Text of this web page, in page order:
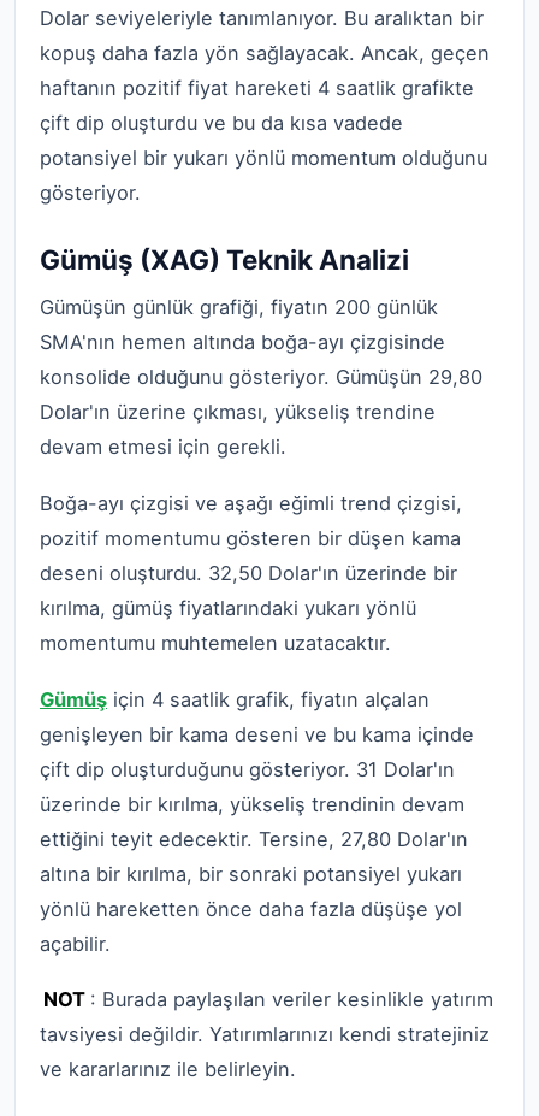
Dolar seviyeleriyle tanımlanıyor. Bu aralıktan bir
kopuş daha fazla yön sağlayacak. Ancak, geçen
haftanın pozitif fiyat hareketi 4 saatlik grafikte
çift dip oluşturdu ve bu da kısa vadede
potansiyel bir yukarı yönlü momentum olduğunu
gösteriyor.
Gümüş (XAG) Teknik Analizi
Gümüşün günlük grafiği, fiyatın 200 günlük
SMA'nın hemen altında boğa-ayı çizgisinde
konsolide olduğunu gösteriyor. Gümüşün 29,80
Dolar'ın üzerine çıkması, yükseliş trendine
devam etmesi için gerekli.
Boğa-ayı çizgisi ve aşağı eğimli trend çizgisi,
pozitif momentumu gösteren bir düşen kama
deseni oluşturdu. 32,50 Dolar'ın üzerinde bir
kırılma, gümüş fiyatlarındaki yukarı yönlü
momentumu muhtemelen uzatacaktır.
Gümüş için 4 saatlik grafik, fiyatın alçalan
genişleyen bir kama deseni ve bu kama içinde
çift dip oluşturduğunu gösteriyor. 31 Dolar'ın
üzerinde bir kırılma, yükseliş trendinin devam
ettiğini teyit edecektir. Tersine, 27,80 Dolar'ın
altına bir kırılma, bir sonraki potansiyel yukarı
yönlü hareketten önce daha fazla düşüşe yol
açabilir.
NOT : Burada paylaşılan veriler kesinlikle yatırım
tavsiyesi değildir. Yatırımlarınızı kendi stratejiniz
ve kararlarınız ile belirleyin.